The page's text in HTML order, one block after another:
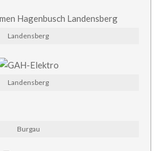
Landensberg
Landensberg
Burgau